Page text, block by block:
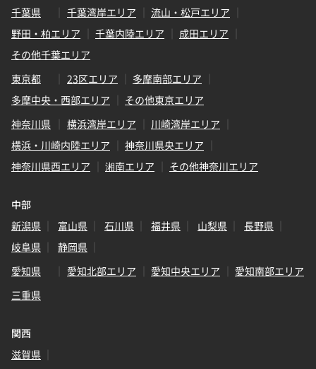
千葉県
千葉湾岸エリア
流山・松戸エリア
野田・柏エリア
千葉内陸エリア
成田エリア
その他千葉エリア
東京都
23区エリア
多摩南部エリア
多摩中央・西部エリア
その他東京エリア
神奈川県
横浜湾岸エリア
川崎湾岸エリア
横浜・川崎内陸エリア
神奈川県央エリア
神奈川県西エリア
湘南エリア その他神奈川エリア
中部
新潟県
富山県 石川県 福井県 山梨県
長野県
岐阜県
静岡県
愛知県
愛知北部エリア 愛知中央エリア
愛知南部エリア
三重県
関西
滋賀県